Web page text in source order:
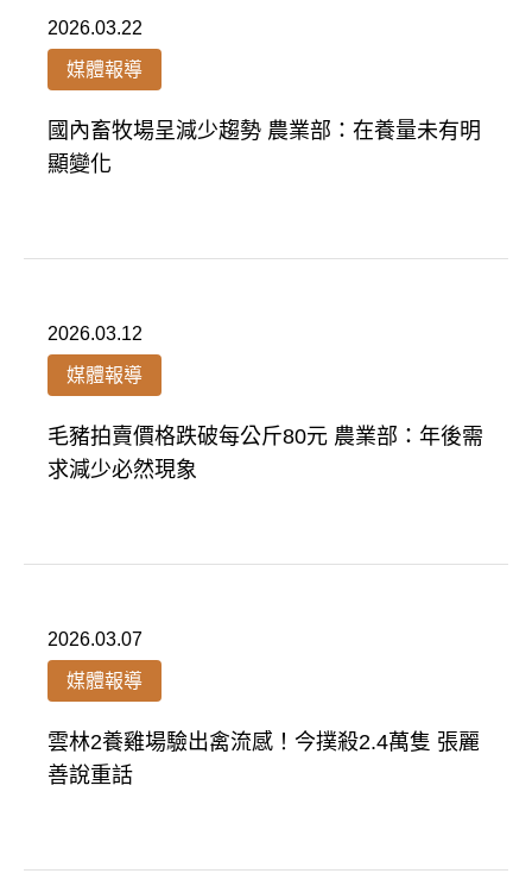
2026.03.22
媒體報導
國內畜牧場呈減少趨勢 農業部：在養量未有明
顯變化
2026.03.12
媒體報導
毛豬拍賣價格跌破每公斤80元 農業部：年後需
求減少必然現象
2026.03.07
媒體報導
雲林2養雞場驗出禽流感！今撲殺2.4萬隻 張麗
善說重話